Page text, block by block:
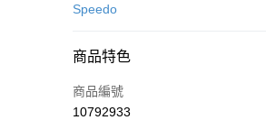
信用卡一次付款
悠遊付
Speedo
商品特色
商品編號
10792933